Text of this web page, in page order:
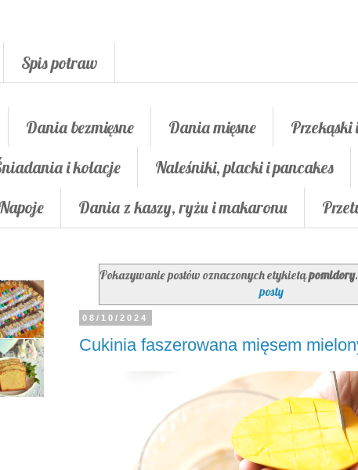
Spis potraw
Dania bezmięsne Dania mięsne Przekąski
i kolacje Naleśniki, placki i pancakes
Napoje Dania z kaszy, ryżu i makaronu
Pokazywanie postów oznaczonych etykietąpomidory.
posty
08/10/2024
Cukinia faszerowana mięsem